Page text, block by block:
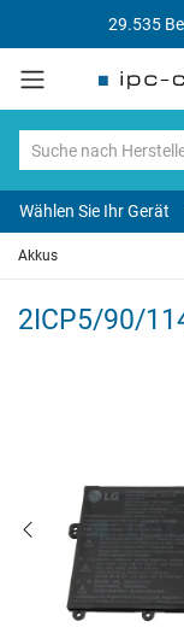
29.535
Wählen Sie Ihr Gerät
Akkus
2ICP5/90/